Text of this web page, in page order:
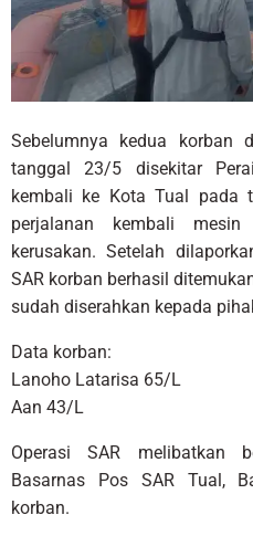
Sebelumnya kedua korban
tanggal 23/5 disekitar
kembali ke Kota Tual pada
perjalanan kembali
kerusakan. Setelah
SAR korban berhasil
sudah diserahkan kepada
Data korban:
Lanoho Latarisa 65/L
Aan 43/L
Operasi SAR melibatkan
Basarnas Pos SAR Tual,
korban.